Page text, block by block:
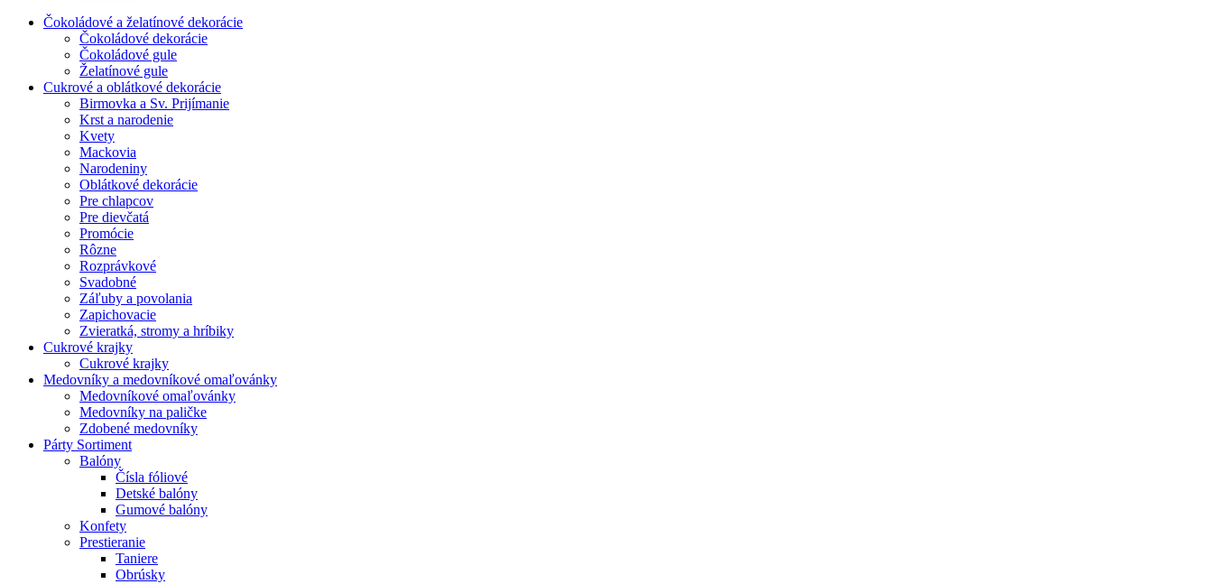
Čokoládové a želatínové dekorácie
Čokoládové dekorácie
Čokoládové gule
Želatínové gule
Cukrové a oblátkové dekorácie
Birmovka a Sv. Prijímanie
Krst a narodenie
Kvety
Mackovia
Narodeniny
Oblátkové dekorácie
Pre chlapcov
Pre dievčatá
Promócie
Rôzne
Rozprávkové
Svadobné
Záľuby a povolania
Zapichovacie
Zvieratká, stromy a hríbiky
Cukrové krajky
Cukrové krajky
Medovníky a medovníkové omaľovánky
Medovníkové omaľovánky
Medovníky na paličke
Zdobené medovníky
Párty Sortiment
Balóny
Čísla fóliové
Detské balóny
Gumové balóny
Konfety
Prestieranie
Taniere
Obrúsky